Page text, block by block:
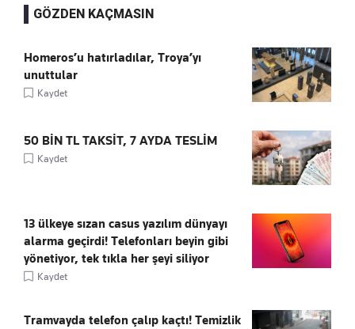
GÖZDEN KAÇMASIN
Homeros’u hatırladılar, Troya’yı
unuttular
Kaydet
50 BİN TL TAKSİT, 7 AYDA TESLİM
Kaydet
13 ülkeye sızan casus yazılım dünyayı
alarma geçirdi! Telefonları beyin gibi
yönetiyor, tek tıkla her şeyi siliyor
Kaydet
Tramvayda telefon çalıp kaçtı! Temizlik